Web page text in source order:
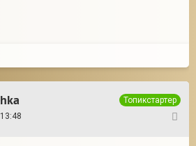
Топикстартер